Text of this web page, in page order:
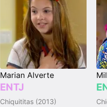
Marian Alverte
ENTJ
Chiquititas (2013)